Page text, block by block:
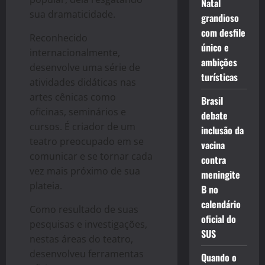
sua dramaticidade.
Reconhecido
internacionalmente,
desenvolve uma série de
atividades didáticas nas
artes cênicas como
oficinas, seminários e
cursos. É criador de um
teatro preocupado em se
comunicar e se tornar cada
vez mais próximo de sua
plateia.
Como resultado de suas
pesquisas e investigações,
nestas áreas do teatro,
desenvolveu ferramentas
Natal
grandioso
com desfile
único e
ambições
turísticas
Brasil
debate
inclusão da
vacina
contra
meningite
B no
calendário
oficial do
SUS
Quando o